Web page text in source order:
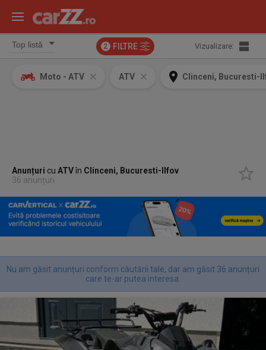
2 FILTRE Vizualizare:
Moto - ATV ATV Clinceni, Bucuresti-
Anunțuri cuATVîn Clinceni, Bucuresti-Ilfov
36 anunțuri
Nu am găsit anunțuri conform căutării tale, dar am găsit 36 anunțuri
care te-ar putea interesa.